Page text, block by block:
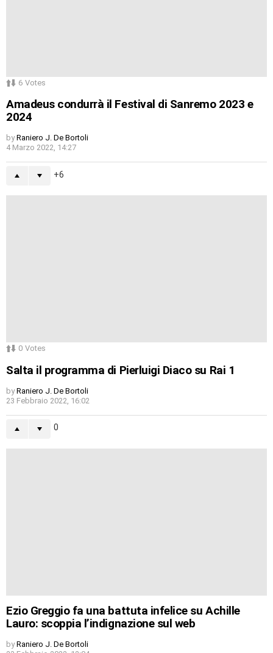
6 Votes
Amadeus condurrà il Festival di Sanremo 2023 e
2024
by Raniero J. De Bortoli
4 Marzo 2022, 14:27
6
0 Votes
Salta il programma di Pierluigi Diaco su Rai 1
by Raniero J. De Bortoli
23 Febbraio 2022, 16:02
0
Ezio Greggio fa una battuta infelice su Achille
Lauro: scoppia l’indignazione sul web
by Raniero J. De Bortoli